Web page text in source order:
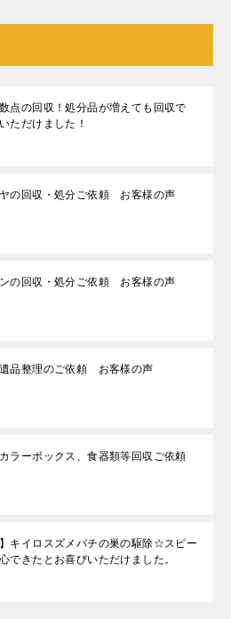
点の回収！処分品が増えても回収で
ただけました！
の回収・処分ご依頼 お客様の声
の回収・処分ご依頼 お客様の声
品整理のご依頼 お客様の声
ラーボックス、食器類等回収ご依頼
】キイロスズメバチの巣の駆除☆スピー
できたとお喜びいただけました。